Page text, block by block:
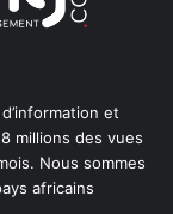
et
millions des vues
Nous sommes
africains